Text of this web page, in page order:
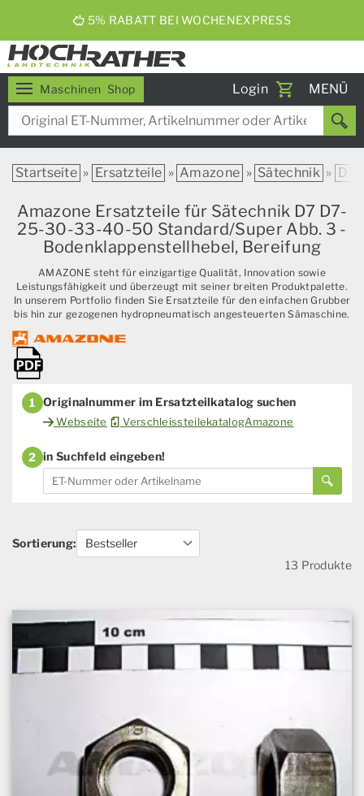
5% RABATT BEI WOCHENEXPRESS
Maschinen Shop Login
Toggle
MENÜ
Startseite » Ersatzteile » Amazone » Sätechnik » D7
Amazone Ersatzteile für Sätechnik D7 D7-
25-30-33-40-50 Standard/Super Abb. 3 -
Bodenklappenstellhebel, Bereifung
AMAZONE steht für einzigartige Qualität, Innovation sowie
Leistungsfähigkeit und überzeugt mit seiner breiten Produktpalette.
In unserem Portfolio finden Sie Ersatzteile für den einfachen Grubber
bis hin zur gezogenen hydropneumatisch angesteuerten Sämaschine.
1 Originalnummer im Ersatzteilkatalog suchen
Webseite VerschleissteilekatalogAmazone
2 in Suchfeld eingeben!
Sortierung:
13 Produkte